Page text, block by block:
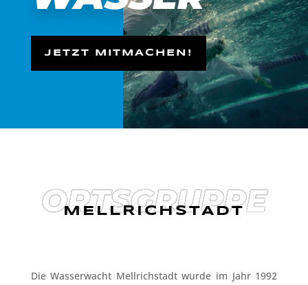
JETZT MITMACHEN!
ORTSGRUPPE
MELLRICHSTADT
Die Wasserwacht Mellrichstadt wurde im Jahr 1992